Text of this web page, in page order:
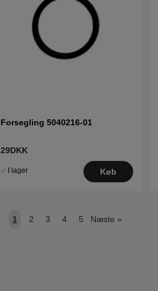
Forsegling 5040216-01
29DKK
I lager Køb
1 2 3 4 5 Næste »